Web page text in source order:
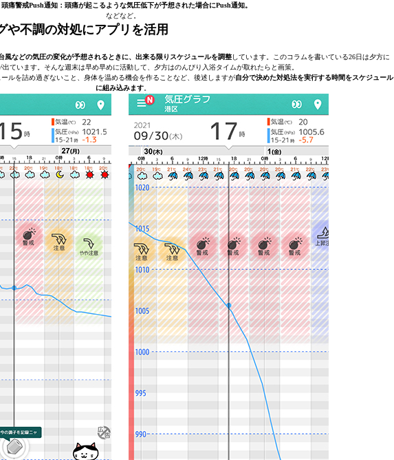
頭痛警戒Push通知：頭痛が起こるような気圧低下が予想された場合にPush通知。
などなど。
や不調の対処にアプリを活用
風などの気圧の変化が予想されるときに、出来る限りスケジュールを調整しています。このコラムを書いている26日は夕方に
出ています。そんな週末は早め早めに活動して、夕方はのんびり入浴タイムが取れたらと画策。
ルを詰め過ぎないこと、身体を温める機会を作ることなど、後述しますが自分で決めた対処法を実行する時間をスケジュール
に組み込みます